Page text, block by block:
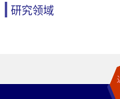
研究领域